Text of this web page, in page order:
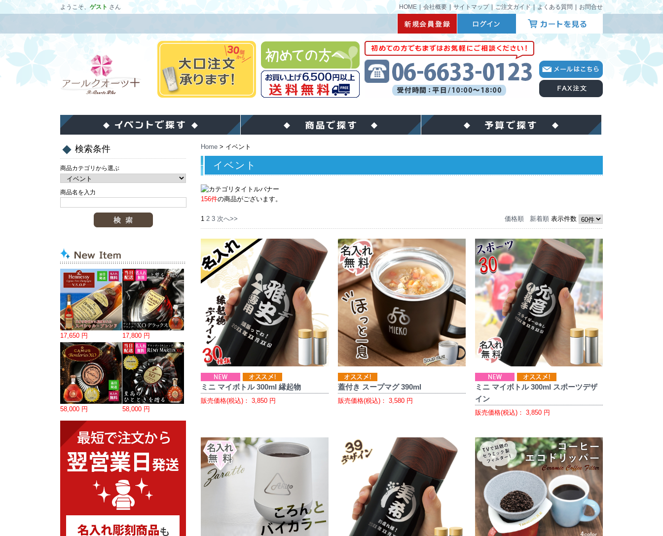
ようこそ、 ゲスト さん HOME 会社概要 サイトマップ ご注文ガイド よくある質問 お問合せ
検索条件
商品カテゴリから選ぶ
商品名を入力
17,650 円 17,800 円
58,000 円 58,000 円
Home > イベント
イベント
156件の商品がございます。
価格順 新着順 表示件数
1 2 3 次へ>>
ミニ マイボトル 300ml 縁起物
販売価格(税込)：3,850 円
蓋付き スープマグ 390ml
販売価格(税込)：3,580 円
ミニ マイボトル 300ml スポーツデザ
イン
販売価格(税込)：3,850 円